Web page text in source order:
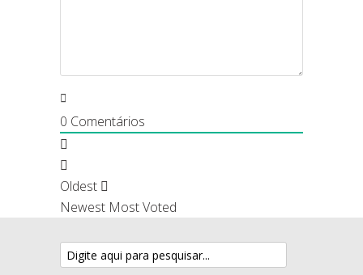
0 Comentários
Oldest
Newest Most Voted